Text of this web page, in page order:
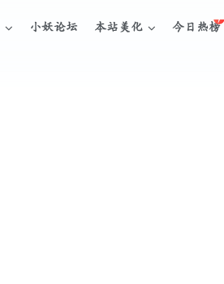
小妖论坛 本站美化 今日热榜